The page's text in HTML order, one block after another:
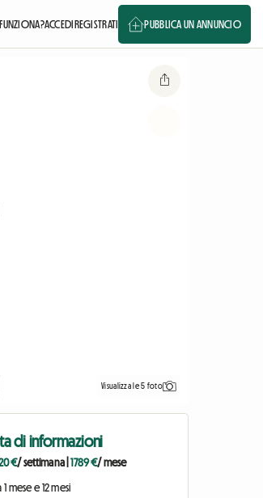
ACCEDIREGISTRATI PUBBLICA UN ANNUNCIO
Visualizza le 5 foto
di informazioni
€/ settimana|1789 €/ mese
1 mese e 12 mesi